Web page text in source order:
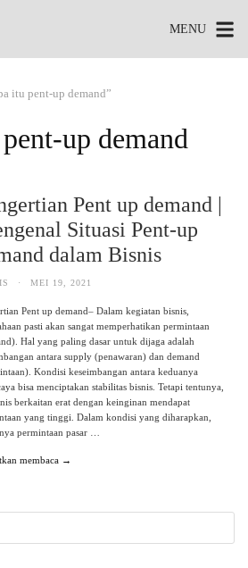
MENU
itu pent-up demand”
up demand
Pent up demand |
Situasi Pent-up
dalam Bisnis
· MEI 19, 2021
Pent up demand– Dalam kegiatan bisnis,
pasti akan sangat memperhatikan permintaan
Hal yang paling dasar untuk dijaga adalah
antara supply (penawaran) dan demand
Kondisi keseimbangan antara keduanya
bisa menciptakan stabilitas bisnis. Tetapi tentunya,
berkaitan erat dengan keinginan mendapat
yang tinggi. Dalam kondisi yang diharapkan,
permintaan pasar …
membaca →